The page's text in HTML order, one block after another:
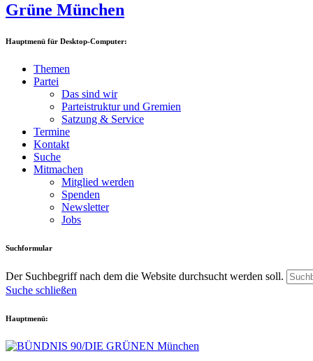
Grüne München
Hauptmenü für Desktop-Computer:
Themen
Partei
Das sind wir
Parteistruktur und Gremien
Satzung & Service
Termine
Kontakt
Suche
Mitmachen
Mitglied werden
Spenden
Newsletter
Jobs
Suchformular
Der Suchbegriff nach dem die Website durchsucht werden soll.
Suche schließen
Hauptmenü: